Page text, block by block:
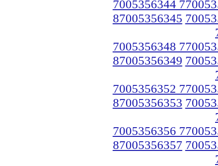
7005356344
87005356345
7005356348
87005356349
7005356352
87005356353
7005356356
87005356357